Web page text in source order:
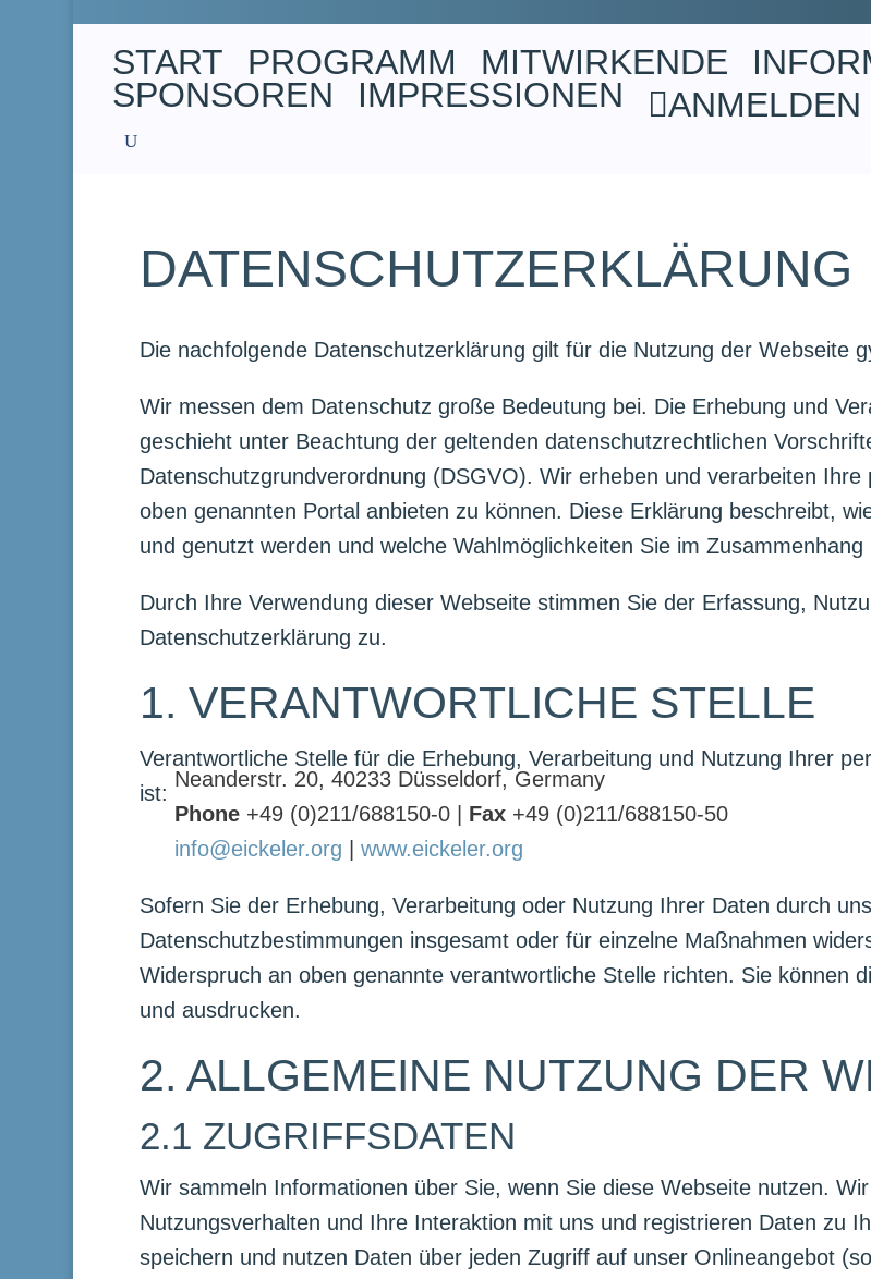
START PROGRAMM MITWIRKENDE
SPONSOREN
IMPRESSIONEN ANMELDEN
DATENSCHUTZERKLÄRUNG
Die nachfolgende Datenschutzerklärung gilt für die Nutzung der Webseite
Wir messen dem Datenschutz große Bedeutung bei. Die Erhebung und
geschieht unter Beachtung der geltenden datenschutzrechtlichen
Datenschutzgrundverordnung (DSGVO). Wir erheben und verarbeiten
oben genannten Portal anbieten zu können. Diese Erklärung beschreibt,
und genutzt werden und welche Wahlmöglichkeiten Sie im
Durch Ihre Verwendung dieser Webseite stimmen Sie der Erfassung,
Datenschutzerklärung zu.
1. VERANTWORTLICHE STELLE
Verantwortliche Stelle für die Erhebung, Verarbeitung und Nutzung Ihrer
ist:
Neanderstr. 20, 40233 Düsseldorf, Germany
Phone +49 (0)211/688150-0 | Fax +49 (0)211/688150-50
info@eickeler.org |www.eickeler.org
Sofern Sie der Erhebung, Verarbeitung oder Nutzung Ihrer Daten durch
Datenschutzbestimmungen insgesamt oder für einzelne Maßnahmen
Widerspruch an oben genannte verantwortliche Stelle richten. Sie können
und ausdrucken.
2. ALLGEMEINE NUTZUNG DER
2.1 ZUGRIFFSDATEN
Wir sammeln Informationen über Sie, wenn Sie diese Webseite nutzen.
Nutzungsverhalten und Ihre Interaktion mit uns und registrieren Daten zu
speichern und nutzen Daten über jeden Zugriff auf unser Onlineangebot